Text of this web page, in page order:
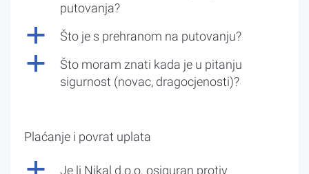
putovanja?
a Što je s prehranom na putovanju?
a
Što moram znati kada je u pitanju
sigurnost (novac, dragocjenosti)?
Plaćanje i povrat uplata
a
Je li Nikal d.o.o. osiguran protiv